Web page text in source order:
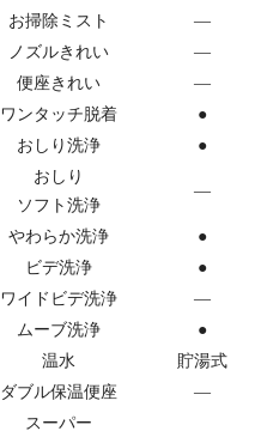
お掃除ミスト
—
ノズルきれい
—
便座きれい
―
ワンタッチ脱着
●
おしり洗浄 ●
おしり
ソフト洗浄
—
やわらか洗浄 ●
ビデ洗浄
●
ワイドビデ洗浄
―
ムーブ洗浄
●
温水 貯湯式
ダブル保温便座
—
スーパー